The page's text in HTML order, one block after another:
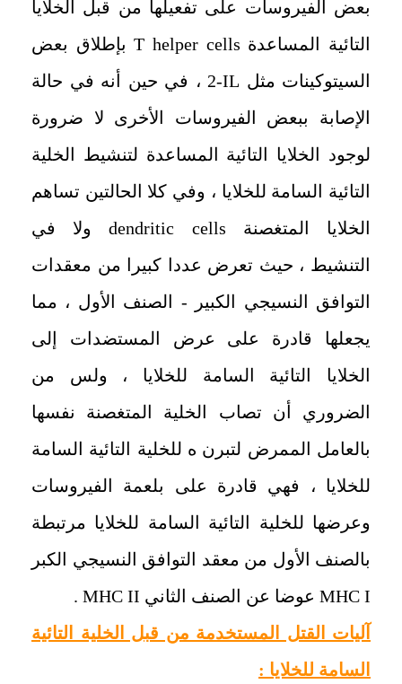
بعض الفيروسات على تفعيلها من قبل الخلايا
التائية المساعدة T helper cellsبإطلاق بعض
السيتوكينات مثل IL
-
2 ، ‏في حين أنه في حالة
الإصابة ببعض الفيروسات الأخرى لا ضرورة
لوجود الخلايا التائية المساعدة لتنشيط الخلية
التائية السامة للخلايا ، ‏وفي كلا الحالتين تساهم
الخلايا المتغصنة dendritic cellsولا في
التنشيط ، ‏حيث تعرض عددا كبيرا من معقدات
التوافق النسيجي الكبير - الصنف الأول ، ‏مما
يجعلها قادرة على عرض المستضدات إلى
الخلايا التائية السامة للخلايا ، ‏ولس من
الضروري أن تصاب الخلية المتغصنة نفسها
بالعامل الممرض لتبرن ه للخلية التائية السامة
للخلايا ، ‏فهي ‏قادرة على بلعمة الفيروسات
وعرضها للخلية التائية السامة للخلايا مرتبطة
بالصنف الأول من معقد التوافق ‏النسيجي الكبر
MHC I عوضا عن الصنف الثاني MHC II
.
‏آليات القتل المستخدمة من قبل الخلية التائية
السامة للخلايا :